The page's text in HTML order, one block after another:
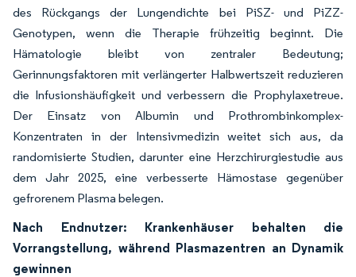
des Rückgangs der Lungendichte bei PiSZ- und PiZZ-
Genotypen, wenn die Therapie frühzeitig beginnt. Die
Hämatologie bleibt von zentraler Bedeutung;
Gerinnungsfaktoren mit verlängerter Halbwertszeit reduzieren
die Infusionshäufigkeit und verbessern die Prophylaxetreue.
Der Einsatz von Albumin und Prothrombinkomplex-
Konzentraten in der Intensivmedizin weitet sich aus, da
randomisierte Studien, darunter eine Herzchirurgiestudie aus
dem Jahr 2025, eine verbesserte Hämostase gegenüber
gefrorenem Plasma belegen.
Nach Endnutzer: Krankenhäuser behalten die
Vorrangstellung, während Plasmazentren an Dynamik
gewinnen